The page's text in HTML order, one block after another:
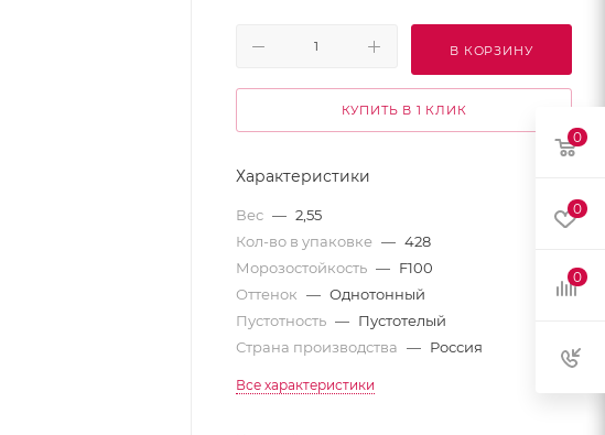
В КОРЗИНУ
КУПИТЬ В 1 КЛИК
Характеристики
Вес — 2,55
Кол-во в упаковке — 428
Морозостойкость — F100
Оттенок — Однотонный
Пустотность — Пустотелый
Страна производства — Россия
Все характеристики
0
0
0